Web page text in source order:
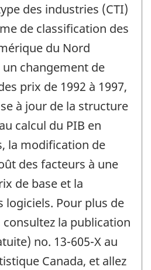
des industries (CTI)
de classification des
du Nord
un changement de
prix de 1992 à 1997,
à jour de la structure
calcul du PIB en
la modification de
des facteurs à une
de base et la
logiciels. Pour plus de
la publication
no. 13-605-X au
Canada, et allez